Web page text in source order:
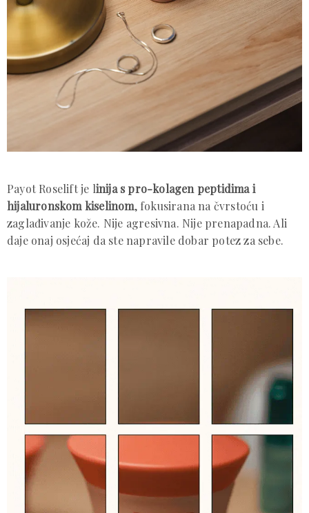
Payot Roselift je linija s pro-kolagen peptidima i
hijaluronskom kiselinom, fokusirana na čvrstoću i
zaglađivanje kože. Nije agresivna. Nije prenapadna. Ali
daje onaj osjećaj da ste napravile dobar potez za sebe.